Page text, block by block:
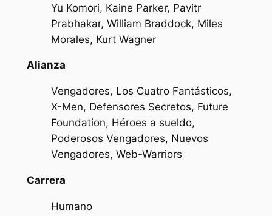
Yu Komori, Kaine Parker, Pavitr
Prabhakar, William Braddock, Miles
Morales, Kurt Wagner
Alianza
Vengadores, Los Cuatro Fantásticos,
X-Men, Defensores Secretos, Future
Foundation, Héroes a sueldo,
Poderosos Vengadores, Nuevos
Vengadores, Web-Warriors
Carrera
Humano